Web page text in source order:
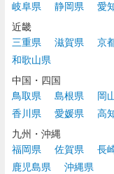
岐阜県
静岡県
愛
近畿
三重県
滋賀県 京
和歌山県
中国・四国
鳥取県
島根県 岡
香川県
愛媛県
高
九州・沖縄
福岡県
佐賀県 長
鹿児島県
沖縄県